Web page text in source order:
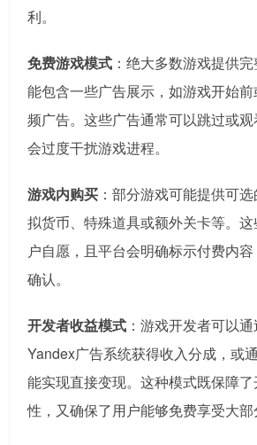
利。
免费游戏模式 ：绝大多数游戏提供
能包含一些广告展示，如游戏开始
频广告。这些广告通常可以跳过或
会过度干扰游戏进程。
游戏内购买 ：部分游戏可能提供可
拟货币、特殊道具或额外关卡等。
户自愿，且平台会明确标示付费内
确认。
开发者收益模式 ：游戏开发者可以
Yandex广告系统获得收入分成，或
能实现直接变现。这种模式既保障
性，又确保了用户能够免费享受大部